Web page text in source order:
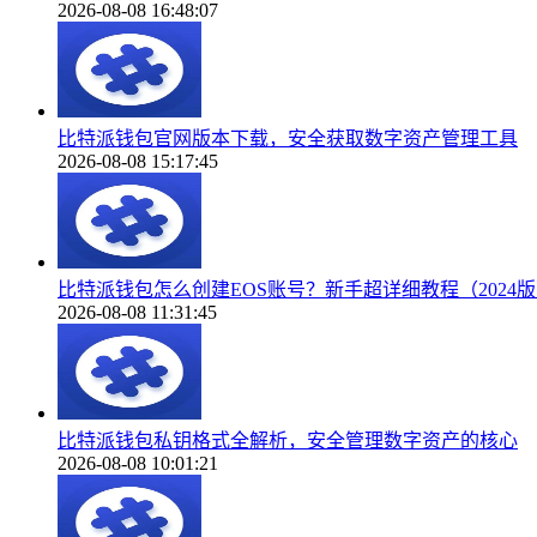
2026-08-08 16:48:07
比特派钱包官网版本下载，安全获取数字资产管理工具
2026-08-08 15:17:45
比特派钱包怎么创建EOS账号？新手超详细教程（2024
2026-08-08 11:31:45
比特派钱包私钥格式全解析，安全管理数字资产的核心
2026-08-08 10:01:21